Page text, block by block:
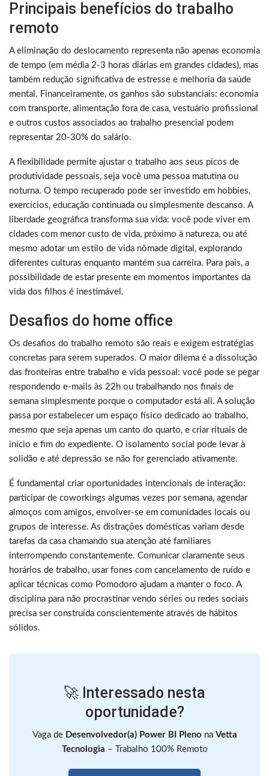
Principais benefícios do trabalho
remoto
A eliminação do deslocamento representa não apenas economia
de tempo (em média 2-3 horas diárias em grandes cidades), mas
também redução significativa de estresse e melhoria da saúde
mental. Financeiramente, os ganhos são substanciais: economia
com transporte, alimentação fora de casa, vestuário profissional
e outros custos associados ao trabalho presencial podem
representar 20-30% do salário.
A flexibilidade permite ajustar o trabalho aos seus picos de
produtividade pessoais, seja você uma pessoa matutina ou
noturna. O tempo recuperado pode ser investido em hobbies,
exercícios, educação continuada ou simplesmente descanso. A
liberdade geográfica transforma sua vida: você pode viver em
cidades com menor custo de vida, próximo à natureza, ou até
mesmo adotar um estilo de vida nômade digital, explorando
diferentes culturas enquanto mantém sua carreira. Para pais, a
possibilidade de estar presente em momentos importantes da
vida dos filhos é inestimável.
Desafios do home office
Os desafios do trabalho remoto são reais e exigem estratégias
concretas para serem superados. O maior dilema é a dissolução
das fronteiras entre trabalho e vida pessoal: você pode se pegar
respondendo e-mails às 22h ou trabalhando nos finais de
semana simplesmente porque o computador está ali. A solução
passa por estabelecer um espaço físico dedicado ao trabalho,
mesmo que seja apenas um canto do quarto, e criar rituais de
início e fim do expediente. O isolamento social pode levar à
solidão e até depressão se não for gerenciado ativamente.
É fundamental criar oportunidades intencionais de interação:
participar de coworkings algumas vezes por semana, agendar
almoços com amigos, envolver-se em comunidades locais ou
grupos de interesse. As distrações domésticas variam desde
tarefas da casa chamando sua atenção até familiares
interrompendo constantemente. Comunicar claramente seus
horários de trabalho, usar fones com cancelamento de ruído e
aplicar técnicas como Pomodoro ajudam a manter o foco. A
disciplina para não procrastinar vendo séries ou redes sociais
precisa ser construída conscientemente através de hábitos
sólidos.
🚀 Interessado nesta
oportunidade?
Vaga de Desenvolvedor(a) Power BI Pleno na Vetta
Tecnologia – Trabalho 100% Remoto